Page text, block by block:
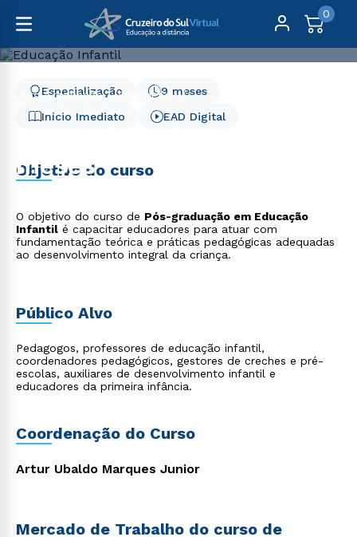
0
Pós-Graduação
Educação
Educação Infantil - 9 meses
meses
Início Imediato
9 meses
Especialização
EAD Digital
Objetivo do curso
O objetivo do curso de Pós-graduação em Educação
Infantil é capacitar educadores para atuar com
fundamentação teórica e práticas pedagógicas adequadas
ao desenvolvimento integral da criança.
Público Alvo
Pedagogos, professores de educação infantil,
coordenadores pedagógicos, gestores de creches e pré-
escolas, auxiliares de desenvolvimento infantil e
educadores da primeira infância.
Coordenação do Curso
Artur Ubaldo Marques Junior
Mercado de Trabalho do curso de